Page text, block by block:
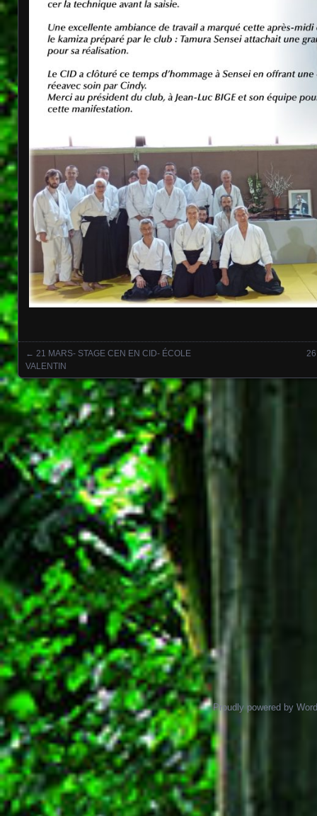
Posts navigation
← 21 MARS- STAGE CEN EN CID- ÉCOLE
VALENTIN
Proudly powered by